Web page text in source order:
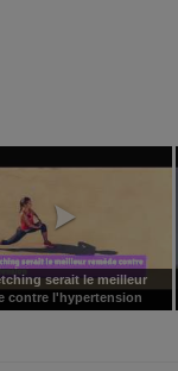
serait le meilleur
contre l'hypertension